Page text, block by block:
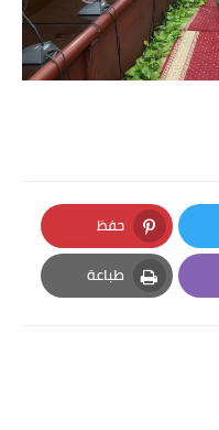
حفظ
Pinterest
طباعة
Print